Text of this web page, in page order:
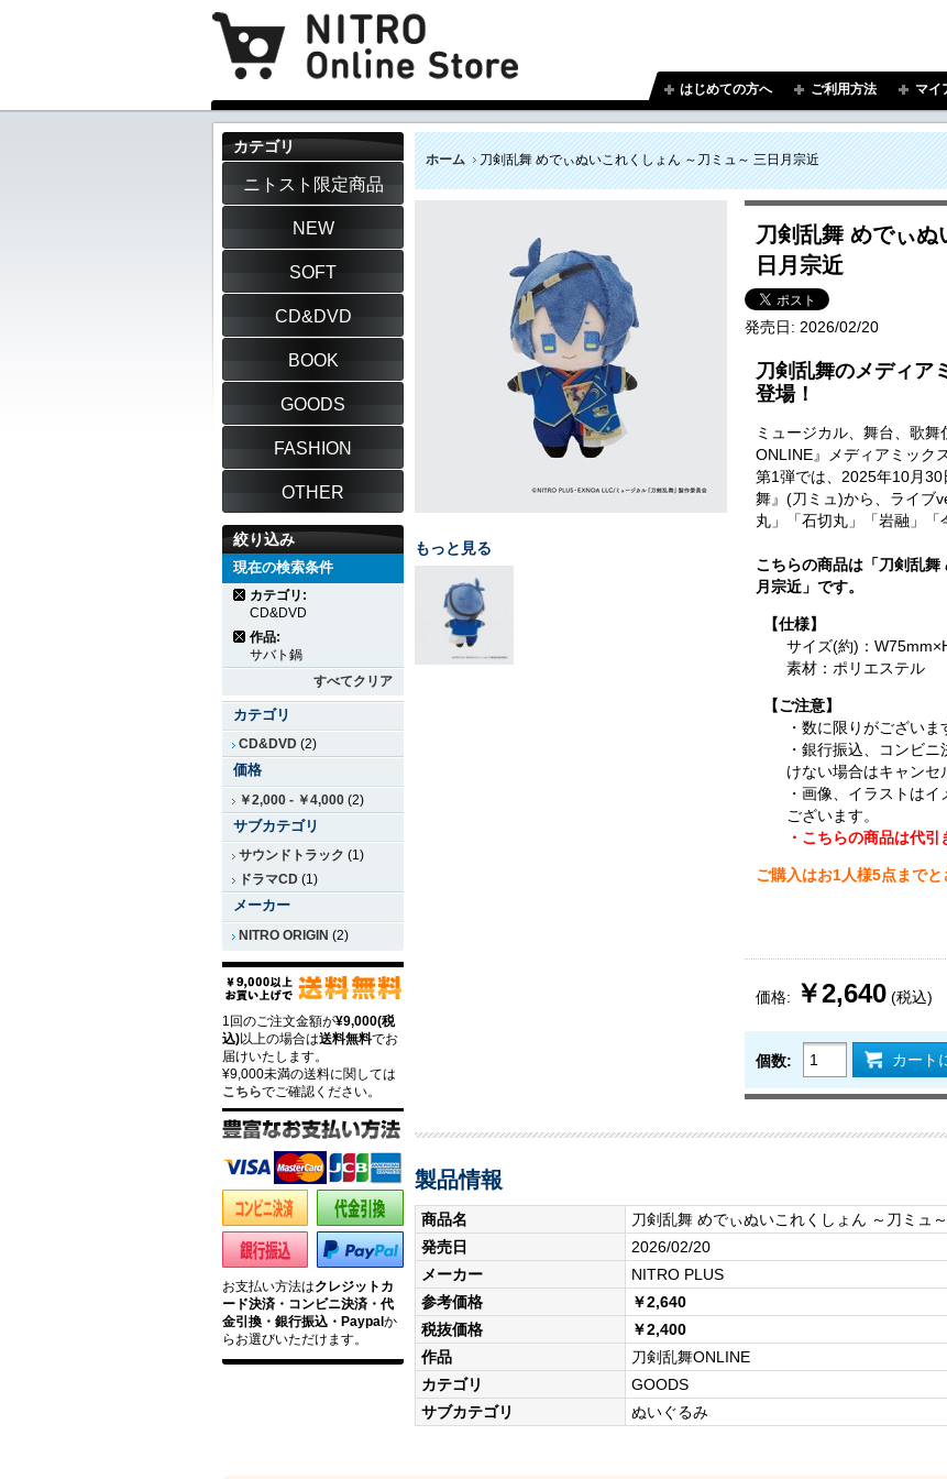
はじめての方へ ご利用方法 マイ
ホーム 刀剣乱舞 めでぃぬいこれくしょん ～刀ミュ～ 三日月宗近
刀剣乱舞 めでぃ
日月宗近
発売日: 2026/02/20
刀剣乱舞のメディア
登場！
ミュージカル、舞台、歌
ONLINE』メディアミック
第1弾では、2025年10月
舞』(刀ミュ)から、ライブ
丸」「石切丸」「岩融」「
こちらの商品は「刀剣乱舞
月宗近」です。
【仕様】
サイズ(約)：
素材：ポリエステル
【ご注意】
・数に限りがござい
・銀行振込、コンビ
けない場合はキャンセ
・画像、イラストは
ございます。
・こちらの商品は代引
ご購入はお1人様5点までと
価格: ￥2,640 (税込)
個数: カート
もっと見る
製品情報
商品名
刀剣乱舞 めでぃぬいこれくしょん ～刀ミュ
発売日
2026/02/20
メーカー
NITRO PLUS
参考価格
￥2,640
税抜価格
￥2,400
作品
刀剣乱舞ONLINE
カテゴリ
GOODS
サブカテゴリ
ぬいぐるみ
カテゴリ
ニトスト限定商品
NEW
SOFT
CD&DVD
BOOK
GOODS
FASHION
OTHER
絞り込み
現在の検索条件
カテゴリ:
CD&DVD
作品:
サバト鍋
すべてクリア
カテゴリ
CD&DVD (2)
価格
￥2,000 - ￥4,000 (2)
サブカテゴリ
サウンドトラック (1)
ドラマCD (1)
メーカー
NITRO ORIGIN (2)
1回のご注文金額が¥9,000(税
込)以上の場合は送料無料でお
届けいたします。
¥9,000未満の送料に関しては
こちらでご確認ください。
お支払い方法はクレジットカ
ード決済・コンビニ決済・代
金引換・銀行振込・Paypalか
らお選びいただけます。